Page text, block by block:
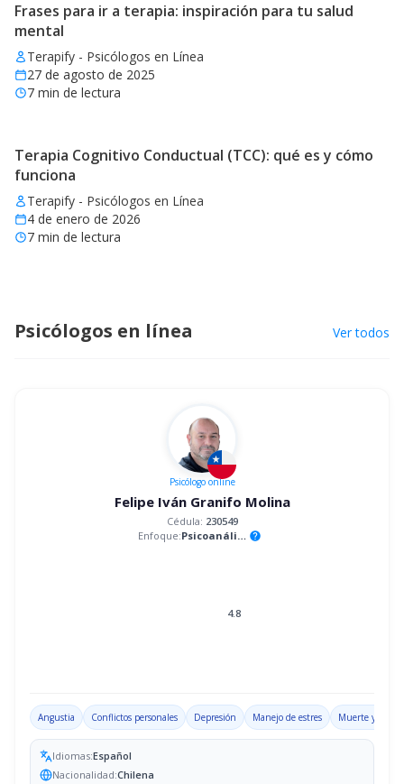
Frases para ir a terapia: inspiración para tu salud
mental
Terapify - Psicólogos en Línea
27 de agosto de 2025
7 min de lectura
Terapia Cognitivo Conductual (TCC): qué es y cómo
funciona
Terapify - Psicólogos en Línea
4 de enero de 2026
7 min de lectura
Psicólogos en línea Ver todos
Psicólogoonline
Felipe Iván Granifo Molina
Cédula: 230549
Enfoque:
Psicoanálisis help
4.8
Angustia Conflictos personales Depresión Manejo de estres Muerte y luto
Idiomas:Español
Nacionalidad:Chilena